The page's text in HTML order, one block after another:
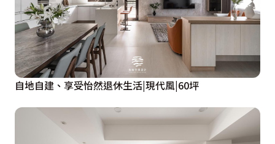
自地自建、享受怡然退休生活|現代風|60坪